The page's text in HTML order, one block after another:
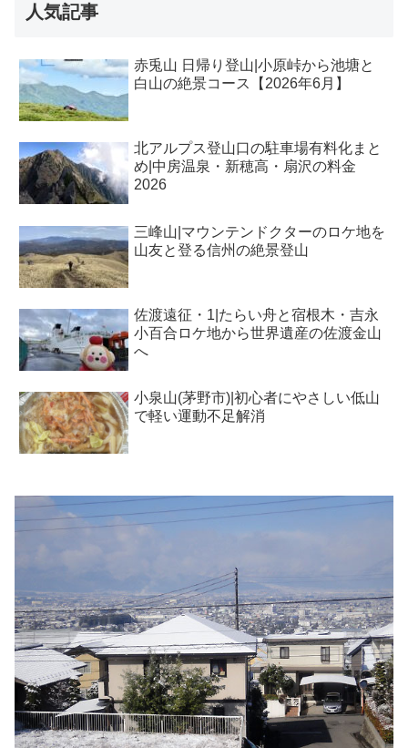
人気記事
赤兎山 日帰り登山|小原峠から池塘と
白山の絶景コース【2026年6月】
北アルプス登山口の駐車場有料化まと
め|中房温泉・新穂高・扇沢の料金
2026
三峰山|マウンテンドクターのロケ地を
山友と登る信州の絶景登山
佐渡遠征・1|たらい舟と宿根木・吉永
小百合ロケ地から世界遺産の佐渡金山
へ
小泉山(茅野市)|初心者にやさしい低山
で軽い運動不足解消